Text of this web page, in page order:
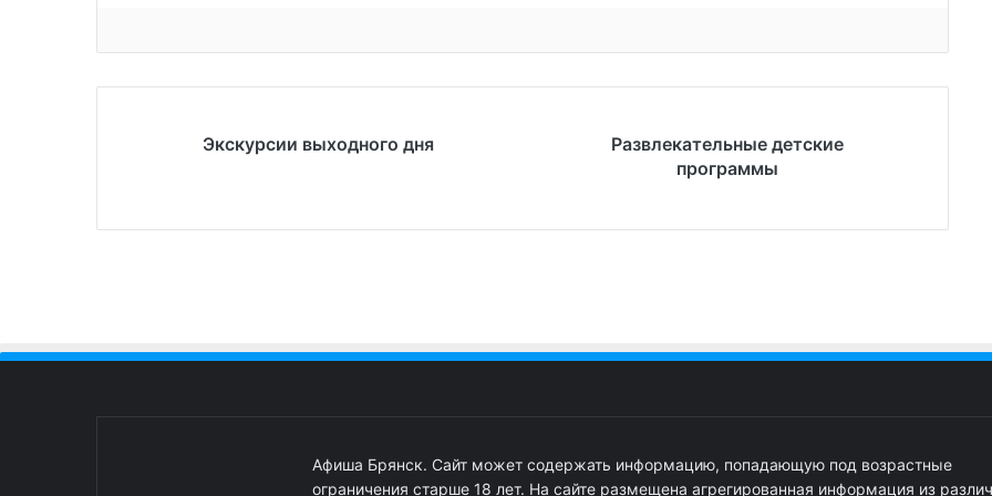
Экскурсии выходного дня
Развлекательные детские
программы
Афиша Брянск. Сайт может содержать информацию, попадающую под возрастные
ограничения старше 18 лет. На сайте размещена агрегированная информация из